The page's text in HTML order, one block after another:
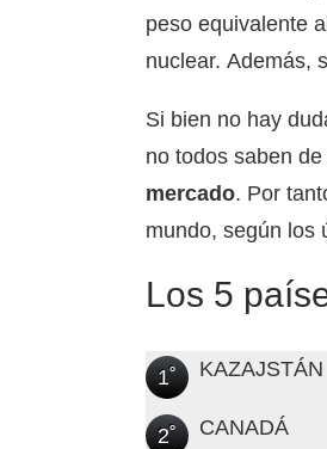
peso equivalente al
nuclear. Además,
Si bien no hay
no todos saben
mercado. Por
mundo, según los
Los 5
1˚ KAZAJSTÁN
2˚ CANADÁ